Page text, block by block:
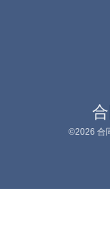
©2026 合